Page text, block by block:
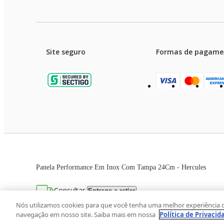
Panela Performance Em Inox Com Tampa 24Cm - Hercules
Consultar Entrega e retira
Site seguro Formas de
Preços e condições de
As imagens dos produtos são meramente
Avenida Zaki Narchi, nº 1650, sobreloja,
Nós utilizamos cookies para que você tenha uma melhor experiência
navegação em nosso site. Saiba mais em nossa Política de